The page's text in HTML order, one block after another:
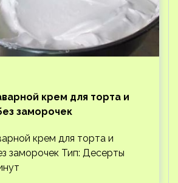
крем для торта и
заморочек
крем для торта и
заморочек Тип: Десерты